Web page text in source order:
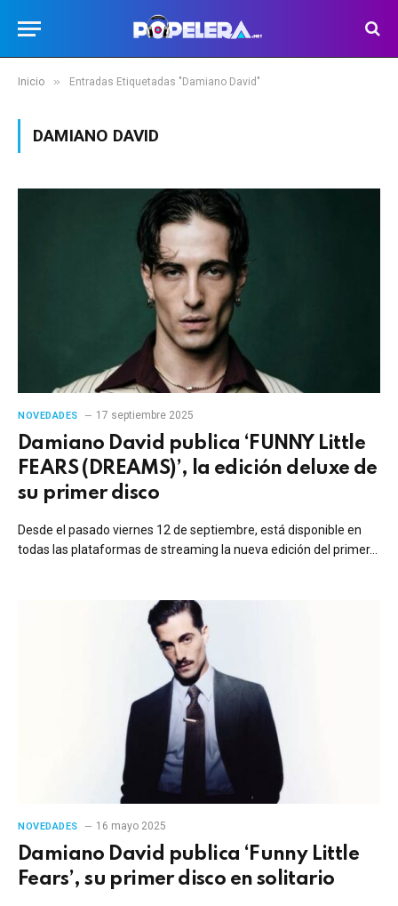
Inicio » Entradas Etiquetadas "Damiano David"
DAMIANO DAVID
NOVEDADES 17 septiembre 2025
Damiano David publica ‘FUNNY Little
FEARS (DREAMS)’, la edición deluxe de
su primer disco
Desde el pasado viernes 12 de septiembre, está disponible en
todas las plataformas de streaming la nueva edición del primer…
NOVEDADES 16 mayo 2025
Damiano David publica ‘Funny Little
Fears’, su primer disco en solitario